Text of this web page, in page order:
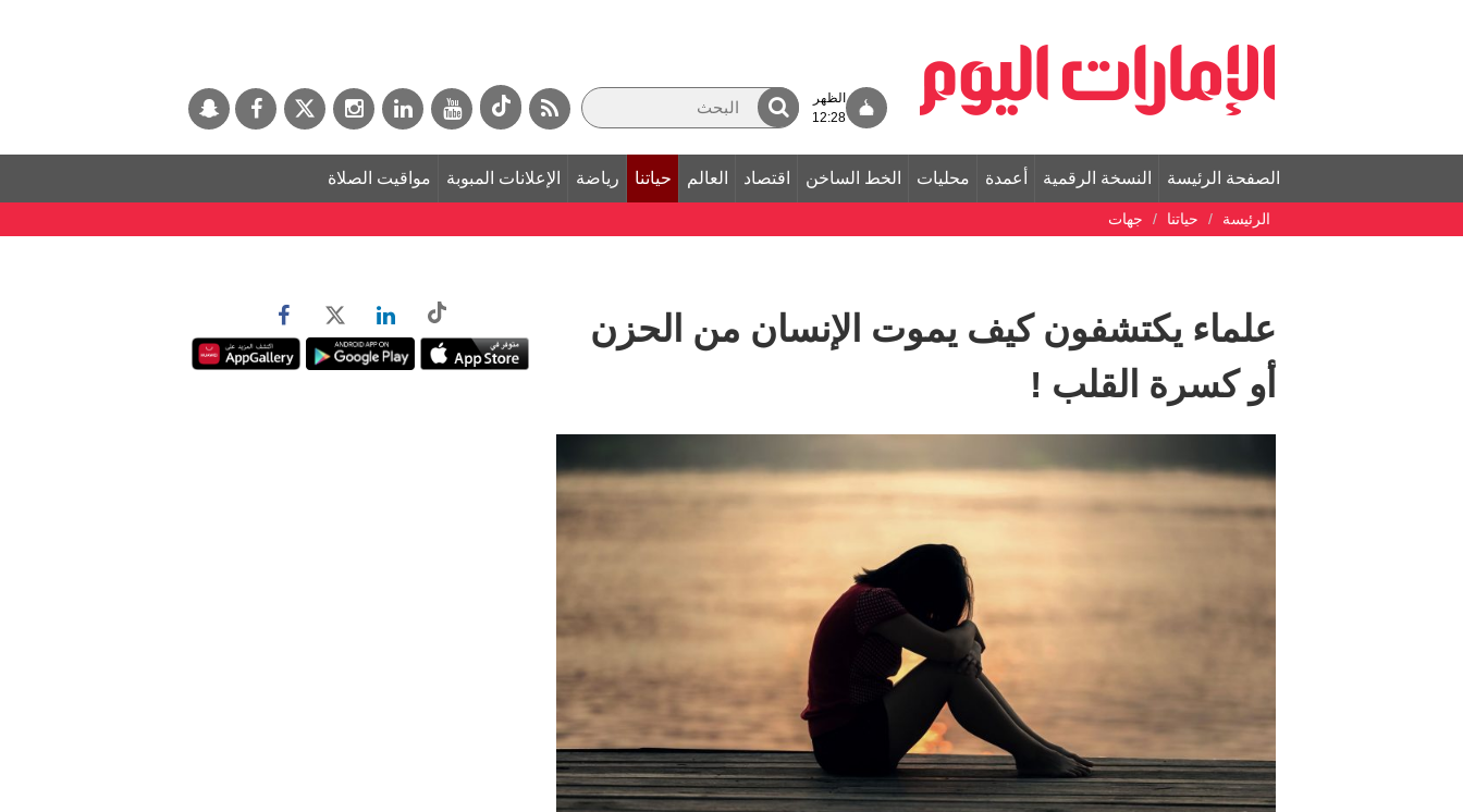
الظهر
12:28
الصفحة الرئيسة النسخة الرقمية أعمدة محليات الخط الساخن اقتصاد العالم حياتنا رياضة الإعلانات المبوبة مواقيت الصلاة
الرئيسة حياتنا جهات
علماء يكتشفون كيف يموت الإنسان من الحزن
أو كسرة القلب !